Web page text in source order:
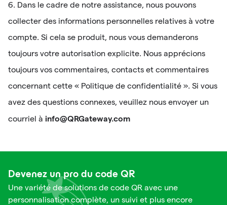
6. Dans le cadre de notre assistance, nous pouvons
collecter des informations personnelles relatives à votre
compte. Si cela se produit, nous vous demanderons
toujours votre autorisation explicite. Nous apprécions
toujours vos commentaires, contacts et commentaires
concernant cette « Politique de confidentialité ». Si vous
avez des questions connexes, veuillez nous envoyer un
courriel à info@QRGateway.com
Devenez un pro du code QR
Une variété de solutions de code QR avec une
personnalisation complète, un suivi et plus encore